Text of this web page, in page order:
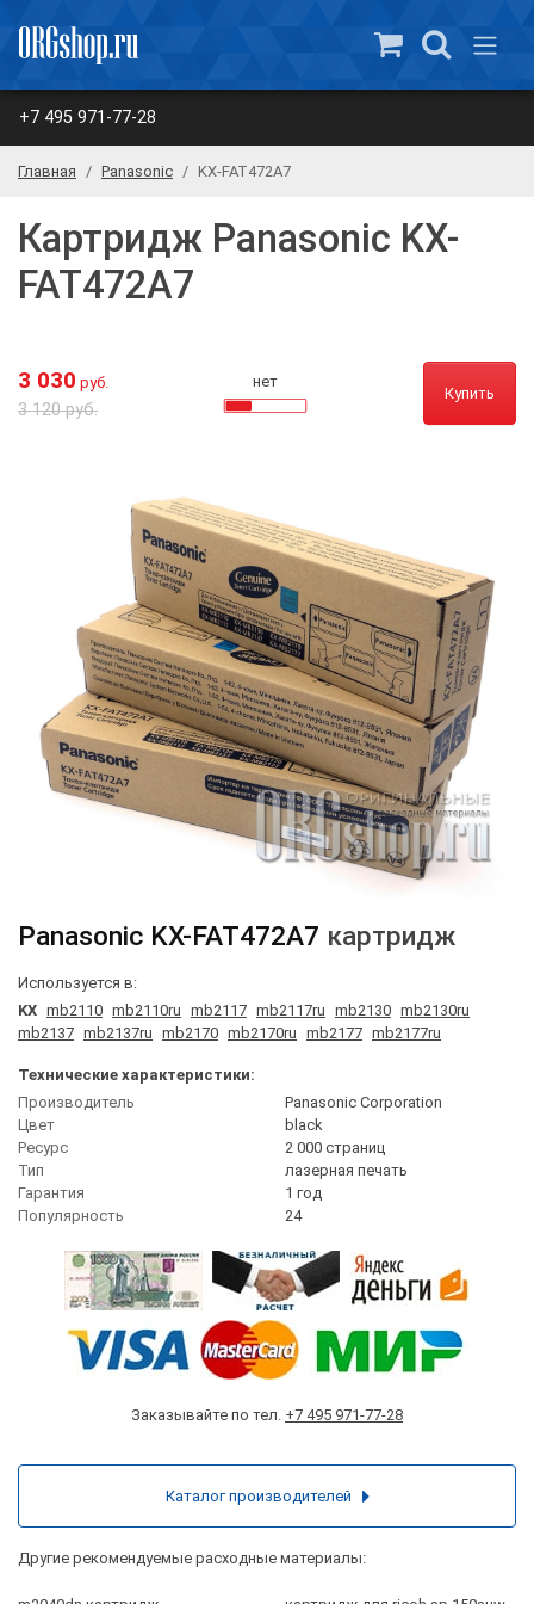
+7 495 971-77-28
Главная Panasonic KX-FAT472A7
Картридж Panasonic KX-
FAT472A7
3 030 руб.
3 120 руб.
нет
Купить
Panasonic KX-FAT472A7 картридж
Используется в:
KX mb2110 mb2110ru mb2117 mb2117ru mb2130 mb2130ru
mb2137 mb2137ru mb2170 mb2170ru mb2177 mb2177ru
Технические характеристики:
Производитель
Panasonic Corporation
Цвет
black
Ресурс
2 000 страниц
Тип
лазерная печать
Гарантия
1 год
Популярность
24
Заказывайте по тел. +7 495 971-77-28
Другие рекомендуемые расходные материалы: